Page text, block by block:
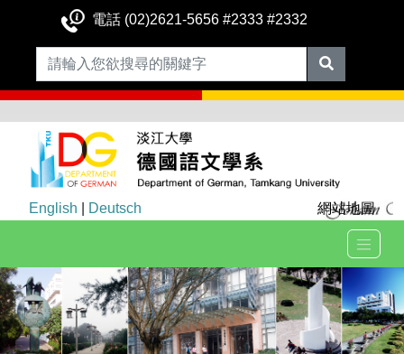
電話 (02)2621-5656 #2333 #2332
English Deutsch 網站地圖